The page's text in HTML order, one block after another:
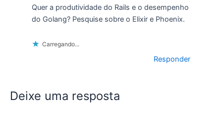
Quer a produtividade do Rails e o desempenho
do Golang? Pesquise sobre o Elixir e Phoenix.
Carregando...
Responder
Deixe uma resposta